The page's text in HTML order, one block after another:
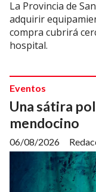
La Provincia de
adquirir
compra cubrirá
hospital.
Una sátira
mendocino
Eventos
06/08/2026